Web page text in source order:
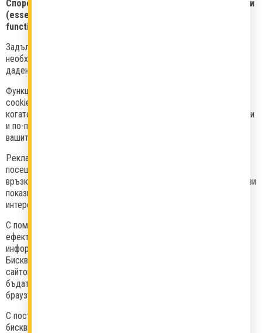
Според необходимостта на услугата биват- задължителни
(essential cookies), функционални (Performance and
functionality cookies), рекламни и трети страни.
Задължителните бисквитки (essential cookies) са абсолютно
необходими за правилното функциониране на сайта или за
дадена функционалност, която потребителят иска да използва.
Функционалните бисквитки (Performance and functionality
cookies) се използват, за да ви разпознаем следващия път,
когато посетите нашия уебсайт и за да ви предложим подобрени
и по-персонализирани функции, като например запаметяване на
вашите предпочитания.
Рекламни бисквитки и Трети страни регистрират вашето
посещение в нашия уебсайт, страниците, които посещавате и
връзките, които следвате. Тази информация се използва, за да ви
показваме реклами, които са съобразени с вас и вашите
интереси.
С помощта на рекламните бисквитки могат се измерят
ефективността на рекламните кампании, като споделим тази
информация с трети страни (маркетингови агенции).
Бисквитките на трети страни се управляват от съответните
сайтове и не се контролират от нас. Някои от тях могат да
бъдат изключени с помощта на общите настройки на вашия
браузър.
С поставяне на отметка по-долу можете да изключите
бисквитките, които в сайта Vkusnotiiki.bg се използват за